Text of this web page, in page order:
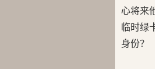
心将来
临时绿
身份？